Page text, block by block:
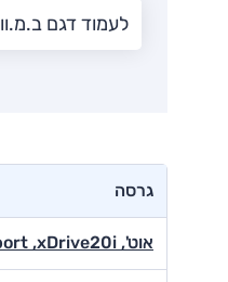
לעמוד דגם ב.מ.וו X4
גרסה
אוט', Sport ,xDrive20i